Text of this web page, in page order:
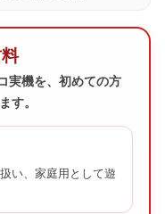
実機を、初めての方
す。
い、家庭用として遊